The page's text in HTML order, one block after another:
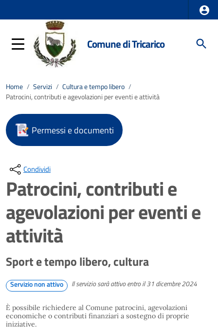
Comune di Tricarico
Home / Servizi / Cultura e tempo libero /
Patrocini, contributi e agevolazioni per eventi e attività
Permessi e documenti
Condividi
Patrocini, contributi e
agevolazioni per eventi e
attività
Sport e tempo libero, cultura
Servizio non attivo Il servizio sarà attivo entro il 31 dicembre 2024
È possibile richiedere al Comune patrocini, agevolazioni
economiche o contributi finanziari a sostegno di proprie
iniziative.